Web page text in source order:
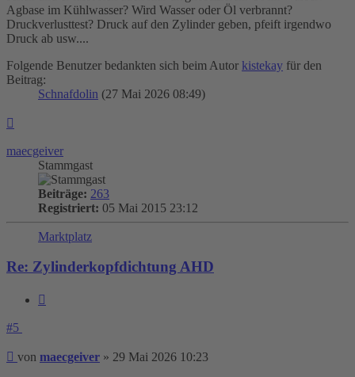
Agbase im Kühlwasser? Wird Wasser oder Öl verbrannt?
Druckverlusttest? Druck auf den Zylinder geben, pfeift irgendwo
Druck ab usw....
Folgende Benutzer bedankten sich beim Autor kistekay für den
Beitrag:
Schnafdolin (27 Mai 2026 08:49)
maecgeiver
Stammgast
Beiträge: 263
Registriert: 05 Mai 2015 23:12
Marktplatz
Re: Zylinderkopfdichtung AHD
#5
Beitrag
von maecgeiver » 29 Mai 2026 10:23